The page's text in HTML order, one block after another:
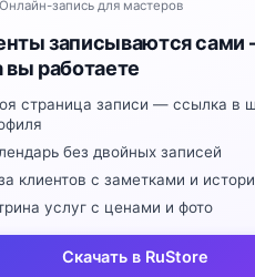
Онлайн-запись для мастеров
записываются сами
вы работаете
страница записи — ссылка в
без двойных записей
клиентов с заметками и
услуг с ценами и фото
Скачать в RuStore